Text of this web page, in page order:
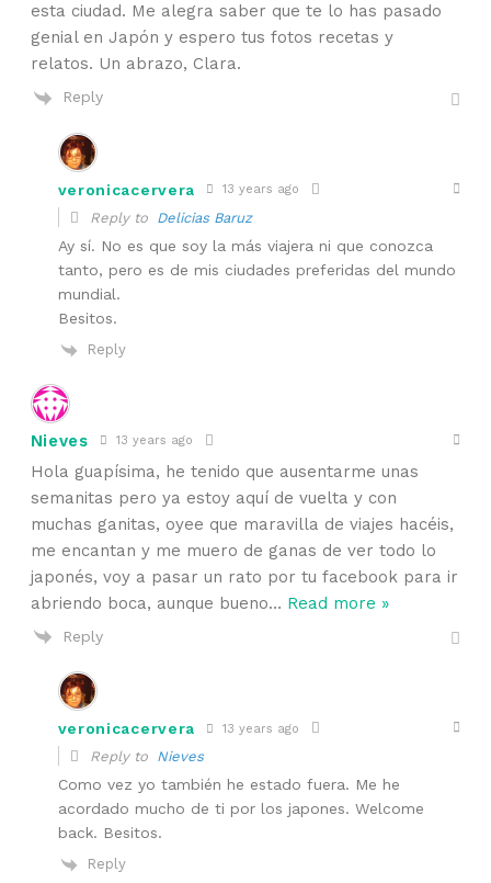
esta ciudad. Me alegra saber que te lo has pasado
genial en Japón y espero tus fotos recetas y
relatos. Un abrazo, Clara.
Reply
veronicacervera 13 years ago
Reply to Delicias Baruz
Ay sí. No es que soy la más viajera ni que conozca
tanto, pero es de mis ciudades preferidas del mundo
mundial.
Besitos.
Reply
Nieves 13 years ago
Hola guapísima, he tenido que ausentarme unas
semanitas pero ya estoy aquí de vuelta y con
muchas ganitas, oyee que maravilla de viajes hacéis,
me encantan y me muero de ganas de ver todo lo
japonés, voy a pasar un rato por tu facebook para ir
abriendo boca, aunque bueno… Read more »
Reply
veronicacervera 13 years ago
Reply to Nieves
Como vez yo también he estado fuera. Me he
acordado mucho de ti por los japones. Welcome
back. Besitos.
Reply